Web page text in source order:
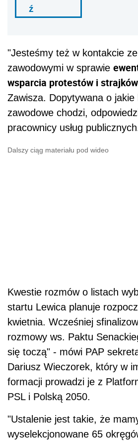
ź
"Jesteśmy też w kontakcie
zawodowymi w sprawie
wsparcia protestów i strajków
Zawisza. Dopytywana o
zawodowe chodzi,
pracownicy usług
Dalszy ciąg materiału pod wideo
Kwestie rozmów o listach
startu Lewica planuje
kwietnia. Wcześniej
rozmowy ws. Paktu
się toczą" - mówi PAP
Dariusz Wieczorek, który w
formacji prowadzi je z
PSL i Polską 2050.
"Ustalenie jest takie, że
wyselekcjonowane 65